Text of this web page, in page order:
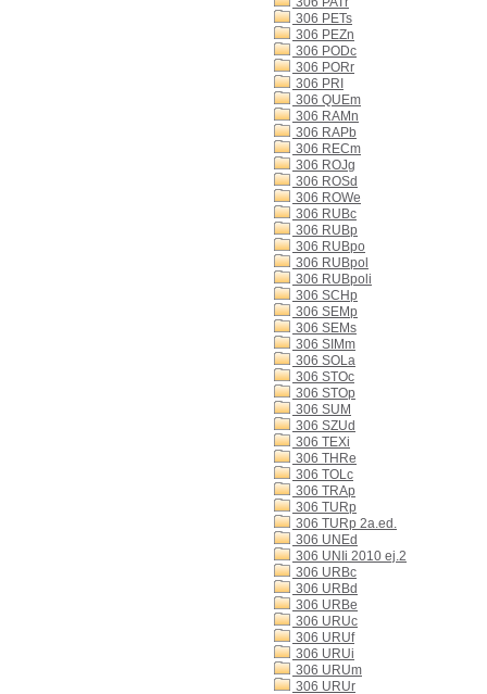
306 PETs
306 PEZn
306 PODc
306 PORr
306 PRI
306 QUEm
306 RAMn
306 RAPb
306 RECm
306 ROJg
306 ROSd
306 ROWe
306 RUBc
306 RUBp
306 RUBpo
306 RUBpol
306 RUBpoli
306 SCHp
306 SEMp
306 SEMs
306 SIMm
306 SOLa
306 STOc
306 STOp
306 SUM
306 SZUd
306 TEXi
306 THRe
306 TOLc
306 TRAp
306 TURp
306 TURp 2a.ed.
306 UNEd
306 UNIi 2010 ej.2
306 URBc
306 URBd
306 URBe
306 URUc
306 URUf
306 URUi
306 URUm
306 URUr